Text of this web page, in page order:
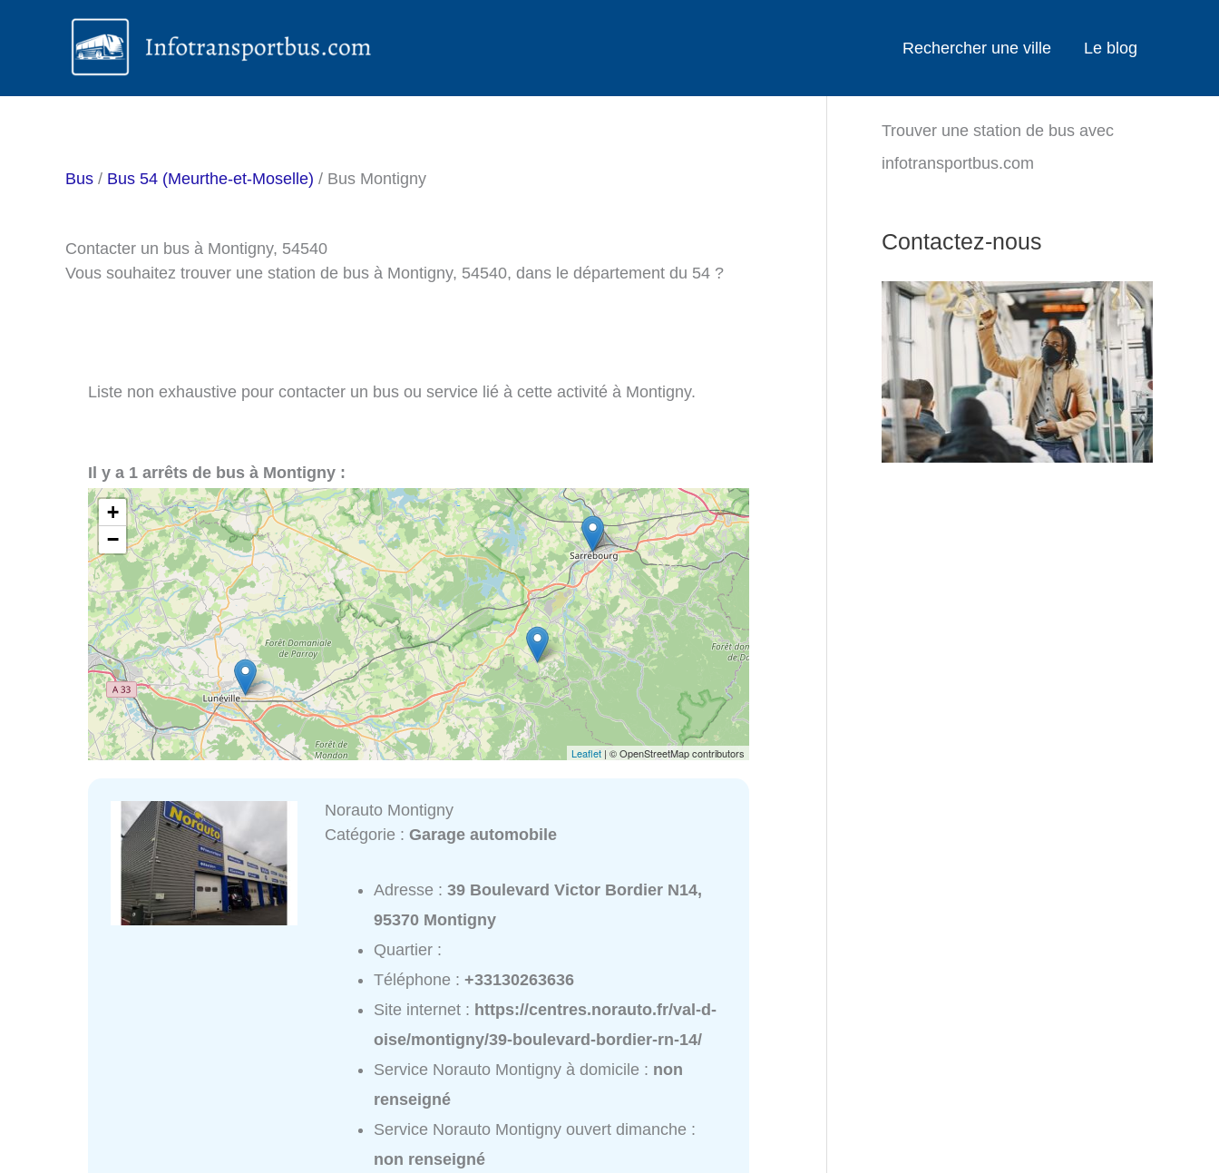
Rechercher une ville Le blog
Bus / Bus 54 (Meurthe-et-Moselle) / Bus Montigny
Contacter un bus à Montigny, 54540
Vous souhaitez trouver une station de bus à Montigny, 54540, dans le département du 54 ?
Liste non exhaustive pour contacter un bus ou service lié à cette activité à Montigny.
Il y a 1 arrêts de bus à Montigny :
+
−
Leaflet | © OpenStreetMap contributors
Norauto Montigny
Catégorie :Garage automobile
Adresse :39 Boulevard Victor Bordier N14,
95370 Montigny
Quartier :
Téléphone :+33130263636
Site internet : https://centres.norauto.fr/val-d-
oise/montigny/39-boulevard-bordier-rn-14/
Service Norauto Montigny à domicile : non
renseigné
Service Norauto Montigny ouvert dimanche :
non renseigné
Trouver une station de bus avec
infotransportbus.com
Contactez-nous